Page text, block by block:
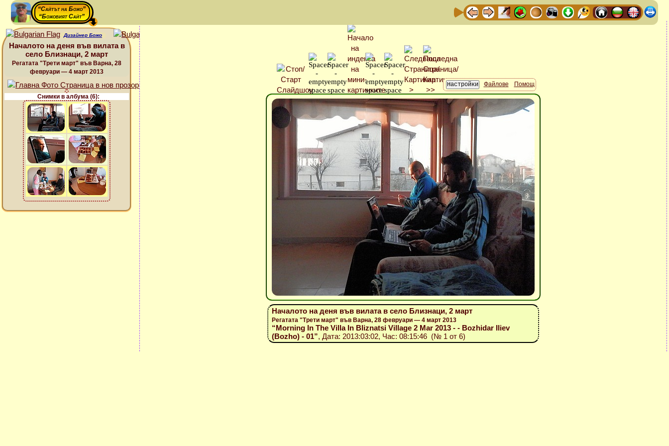
“Сайтът на Божо”
“Божовият Сайт”
Дизайнер Божо
Началото на деня във вилата в
село Близнаци, 2 март
Регатата "Трети март" във Варна, 28
февруари — 4 март 2013
Снимки в албума (6):
Файлове Помощ
Началото на деня във вилата в село Близнаци, 2 март
Регатата "Трети март" във Варна, 28 февруари — 4 март 2013
“Morning In The Villa In Bliznatsi Village 2 Mar 2013 - - Bozhidar Iliev
(Bozho) - 01”, Дата: 2013:03:02, Час: 08:15:46 (№ 1 от 6)